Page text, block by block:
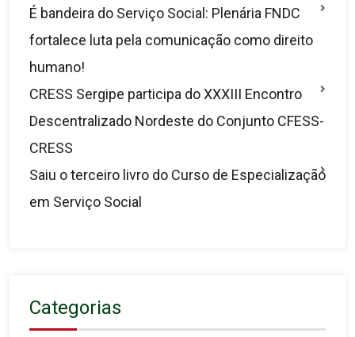
É bandeira do Serviço Social: Plenária FNDC
fortalece luta pela comunicação como direito
humano!
CRESS Sergipe participa do XXXIII Encontro
Descentralizado Nordeste do Conjunto CFESS-
CRESS
Saiu o terceiro livro do Curso de Especialização
em Serviço Social
Categorias